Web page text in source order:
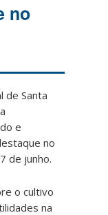
no
de Santa
e
no
de junho.
o cultivo
na